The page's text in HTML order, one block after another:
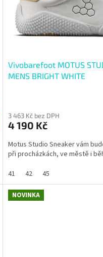
Vivobarefoot MOTUS
MENS BRIGHT WHITE
3 463 Kč bez DPH
4 190 Kč
Motus Studio Sneaker vám
při procházkách, ve městě i
41
42 45
NOVINKA